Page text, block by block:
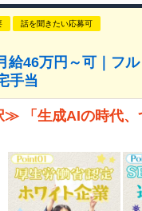
話を聞きたい応募可
給46万円～可｜フ
手当
「生成AIの時代